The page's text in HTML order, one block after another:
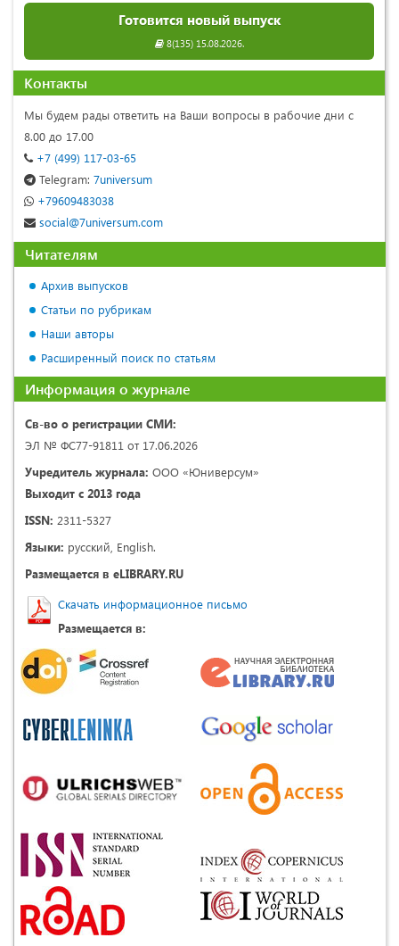
Готовится новый выпуск
8(135) 15.08.2026.
Контакты
Мы будем рады ответить на Ваши вопросы в рабочие дни с
8.00 до 17.00
+7 (499) 117-03-65
Telegram: 7universum
+79609483038
social@7universum.com
Читателям
Архив выпусков
Статьи по рубрикам
Наши авторы
Расширенный поиск по статьям
Информация о журнале
Св-во о регистрации СМИ:
ЭЛ № ФС77-91811 от 17.06.2026
Учредитель журнала: ООО «Юниверсум»
Выходит с 2013 года
ISSN: 2311-5327
Языки: русский, English.
Размещается в eLIBRARY.RU
Скачать информационное письмо
Размещается в: